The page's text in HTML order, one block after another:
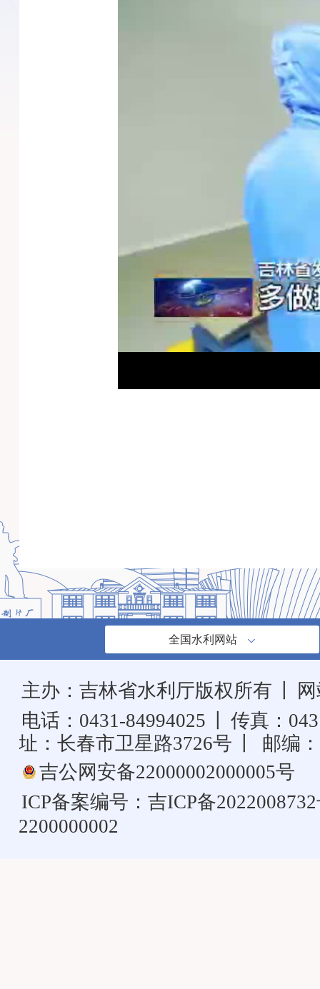
全国水利网站
主办：吉林省水利厅版权所有
电话：0431-84994025
传真：
址：长春市卫星路3726号
邮编
吉公网安备22000002000005号
ICP备案编号：吉ICP备
2200000002